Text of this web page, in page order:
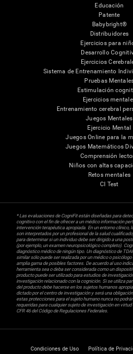
Educación
Patente
Babybright®
Distribuidores
Ejercicios para
Desarrollo
Ejercicios
Sistema de Entrenamiento
Pruebas
Estimulación
Ejercicios
Entrenamiento cerebral
Juegos Mentales
Ejercicio Mental
Juegos Online para la
Juegos Matemáticos
Comprensión
Niños con altas
Retos mentales
CI Test
* Las evaluaciones de CogniFit están diseñadas para
cognitivo con el fin de ofrecer a un médico información
intervención terapéutica apropiada. En un entorno clínico,
son interpretados por un profesional de la salud
para determinar si un individuo debe ser dirigido a una
(por ejemplo, un examen neuropsicológico completo).
diagnóstico médico de ningún tipo. Un diagnóstico de
similar sólo puede ser realizada por un médico o
amplia gama de posibles factores. De acuerdo al uso
herramienta sea o deba ser considerada como un
producto puede ser utilizado para estudios de
investigación relacionado con la cognición. Si se utiliza
del producto debe hacerse en los sujetos humanos
dictado por el centro de investigación y será una
estas protecciones para el sujeto humano nunca no
requeridas para cualquier sujeto de investigación en
CFR 46 del Código de Regulaciones Federales.
Condiciones de Uso Política de